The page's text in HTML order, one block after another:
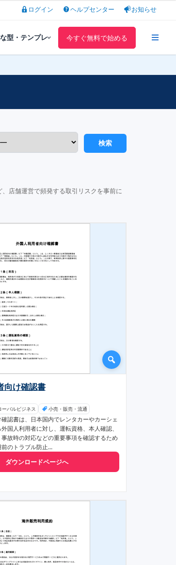
ログイン ヘルプセンター お知らせ
型・テンプレ 今すぐ無料で始める
検索
店舗運営で頻発する取引リスクを事前に
向け確認書
ーバルビジネス 小売・販売・流通
認書は、日本国内でレンタカーやカーシェ
国人利用者に対し、運転資格、本人確認、
故時の対応などの重要事項を確認するため
のトラブル防止...
ダウンロードページへ